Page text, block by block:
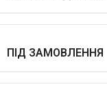
ПІД ЗАМОВЛЕННЯ